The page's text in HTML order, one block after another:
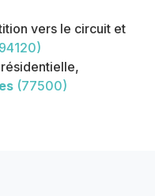
vers le circuit et
(77500)